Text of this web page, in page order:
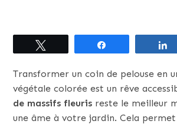
Transformer un coin de pelouse en
végétale colorée est un rêve
de massifs fleuris reste le meilleur
une âme à votre jardin. Cela